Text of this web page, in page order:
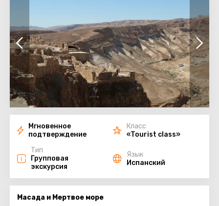
Мгновенное
подтверждение
Класс
«Tourist class»
Тип
Групповая
экскурсия
Язык
Испанский
Масада и Мертвое море